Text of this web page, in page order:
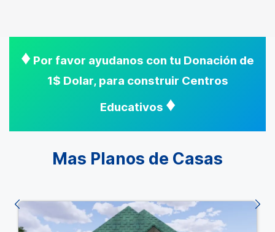
♦ Por favor ayudanos con tu Donación de
1$ Dolar, para construir Centros
Educativos ♦
Mas Planos de Casas